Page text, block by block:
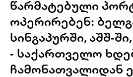
წარმატებული
ოპერირებენ:
სინგაპურში, აშშ-
- საქართველო
ჩამონათვალიდან